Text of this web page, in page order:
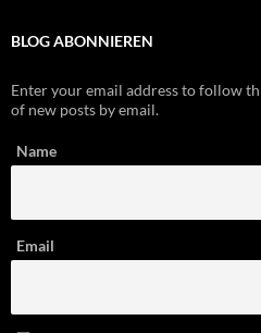
BLOG ABONNIEREN
Enter your email address to follow
of new posts by email.
Name
Email